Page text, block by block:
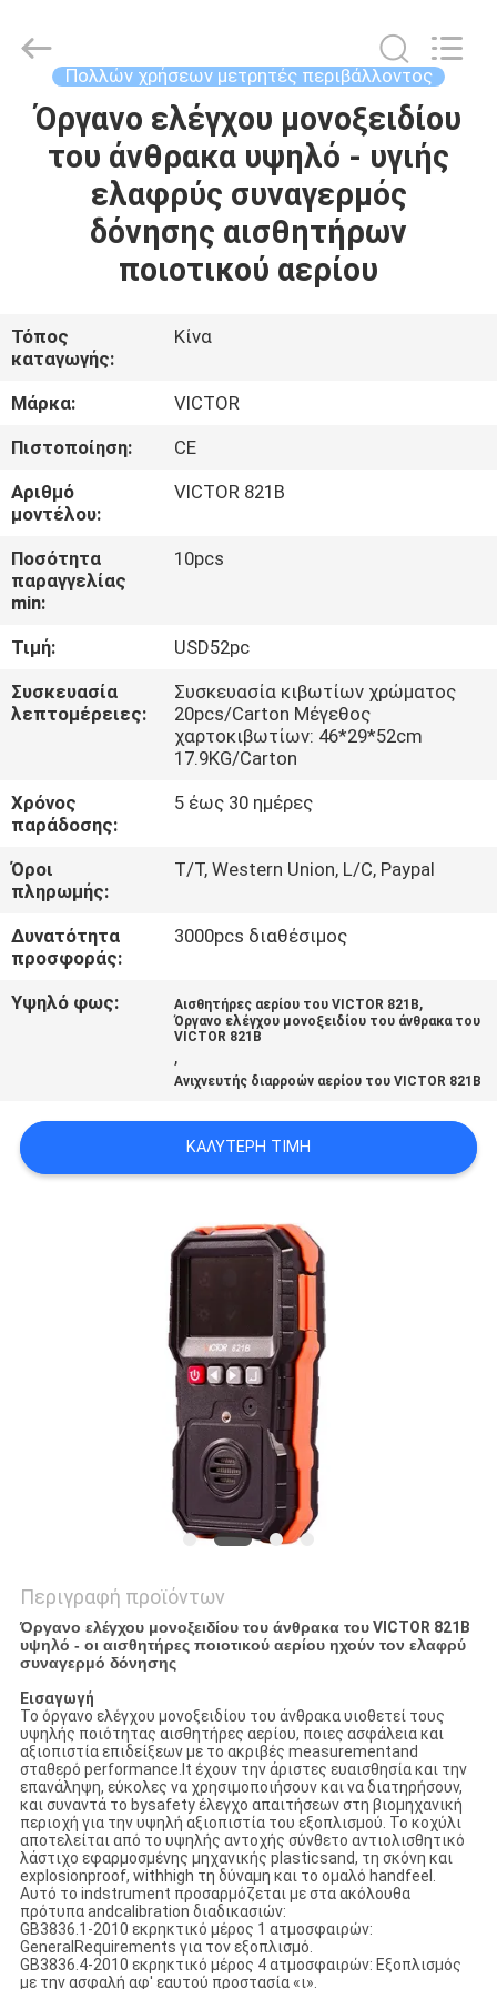
ΣΠΊΤΙ
ΠΡΟΪΌΝΤΑ
ΠΕΡΊΠΟΥ
ΓΎΡΟΣ
ΕΡΓΟΣΤΑΣΊΩΝ
ΠΟΙΟΤΙΚΌΣ
ΈΛΕΓΧΟΣ
ΜΑΣ
ΣΕ
ΕΠΑΦΉ
ΕΙΔΉΣΕΙΣ
ΠΕΡΙΠΤΏΣΕΙΣ
SITEMAP
PRIVACY
Rights
Πολλών χρήσεων μετρητές περιβάλλοντος
Όργανο ελέγχου μονοξειδίου
του άνθρακα υψηλό - υγιής
ελαφρύς συναγερμός
δόνησης αισθητήρων
ποιοτικού αερίου
Τόπος
καταγωγής:
Κίνα
Μάρκα:
VICTOR
Πιστοποίηση:
CE
Αριθμό
μοντέλου:
VICTOR 821B
Ποσότητα
παραγγελίας
min:
10pcs
Τιμή:
USD52pc
Συσκευασία
λεπτομέρειες:
Συσκευασία κιβωτίων χρώματος
20pcs/Carton Μέγεθος
χαρτοκιβωτίων: 46*29*52cm
17.9KG/Carton
Χρόνος
παράδοσης:
5 έως 30 ημέρες
Όροι
πληρωμής:
T/T, Western Union, L/C, Paypal
Δυνατότητα
προσφοράς:
3000pcs διαθέσιμος
Υψηλό φως: Αισθητήρες αερίου του VICTOR 821B,
Όργανο ελέγχου μονοξειδίου του άνθρακα του
VICTOR 821B
,
Ανιχνευτής διαρροών αερίου του VICTOR 821B
ΚΑΛΎΤΕΡΗ ΤΙΜΉ
Περιγραφή προϊόντων
Όργανο ελέγχου μονοξειδίου του άνθρακα τουVICTOR 821B
υψηλό - οι αισθητήρες ποιοτικού αερίου ηχούν τον ελαφρύ
συναγερμό δόνησης
Εισαγωγή
Το όργανο ελέγχου μονοξειδίου του άνθρακα υιοθετεί τους
υψηλής ποιότητας αισθητήρες αερίου, ποιες ασφάλεια και
αξιοπιστία επιδείξεων με το ακριβές measurementand
σταθερό performance.lt έχουν την άριστες ευαισθησία και την
επανάληψη, εύκολες να χρησιμοποιήσουν και να διατηρήσουν,
και συναντά το bysafety έλεγχο απαιτήσεων στη βιομηχανική
περιοχή για την υψηλή αξιοπιστία του εξοπλισμού. Το κοχύλι
αποτελείται από το υψηλής αντοχής σύνθετο αντιολισθητικό
λάστιχο εφαρμοσμένης μηχανικής plasticsand, τη σκόνη και
explosionproof, withhigh τη δύναμη και το ομαλό handfeel.
Αυτό το indstrument προσαρμόζεται με στα ακόλουθα
πρότυπα andcalibration διαδικασιών:
GB3836.1-2010 εκρηκτικό μέρος 1 ατμοσφαιρών:
GeneralRequirements για τον εξοπλισμό.
GB3836.4-2010 εκρηκτικό μέρος 4 ατμοσφαιρών: Εξοπλισμός
με την ασφαλή αφ' εαυτού προστασία «ι».